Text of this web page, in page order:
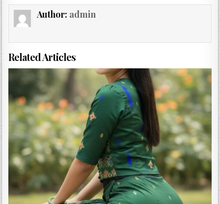
Author: admin
Related Articles